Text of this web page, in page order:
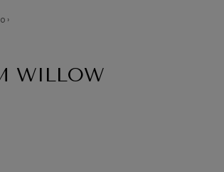
›
WILLOW